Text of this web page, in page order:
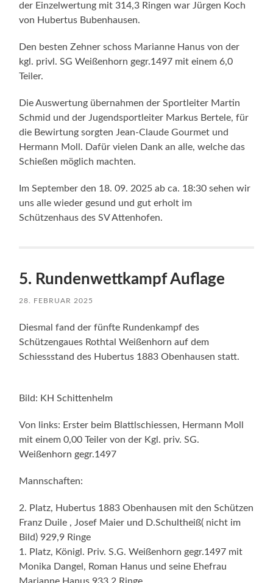
der Einzelwertung mit 314,3 Ringen war Jürgen Koch
von Hubertus Bubenhausen.
Den besten Zehner schoss Marianne Hanus von der
kgl. privl. SG Weißenhorn gegr.1497 mit einem 6,0
Teiler.
Die Auswertung übernahmen der Sportleiter Martin
Schmid und der Jugendsportleiter Markus Bertele, für
die Bewirtung sorgten Jean-Claude Gourmet und
Hermann Moll. Dafür vielen Dank an alle, welche das
Schießen möglich machten.
Im September den 18. 09. 2025 ab ca. 18:30 sehen wir
uns alle wieder gesund und gut erholt im
Schützenhaus des SV Attenhofen.
5. Rundenwettkampf Auflage
28. FEBRUAR 2025
Diesmal fand der fünfte Rundenkampf des
Schützengaues Rothtal Weißenhorn auf dem
Schiessstand des Hubertus 1883 Obenhausen statt.
Bild: KH Schittenhelm
Von links: Erster beim Blattlschiessen, Hermann Moll
mit einem 0,00 Teiler von der Kgl. priv. SG.
Weißenhorn gegr.1497
Mannschaften:
2. Platz, Hubertus 1883 Obenhausen mit den Schützen
Franz Duile , Josef Maier und D.Schultheiß( nicht im
Bild) 929,9 Ringe
1. Platz, Königl. Priv. S.G. Weißenhorn gegr.1497 mit
Monika Dangel, Roman Hanus und seine Ehefrau